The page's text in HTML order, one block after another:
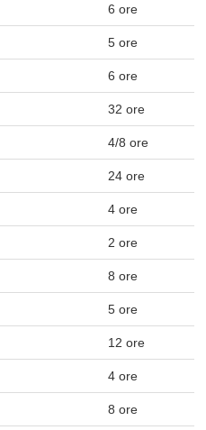
6 ore
5 ore
6 ore
32 ore
4/8 ore
24 ore
4 ore
2 ore
8 ore
5 ore
12 ore
4 ore
8 ore